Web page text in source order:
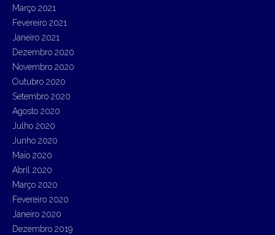
Março 2021
Fevereiro 2021
Janeiro 2021
Dezembro 2020
Novembro 2020
Outubro 2020
Setembro 2020
Agosto 2020
Julho 2020
Junho 2020
Maio 2020
Abril 2020
Março 2020
Fevereiro 2020
Janeiro 2020
Dezembro 2019